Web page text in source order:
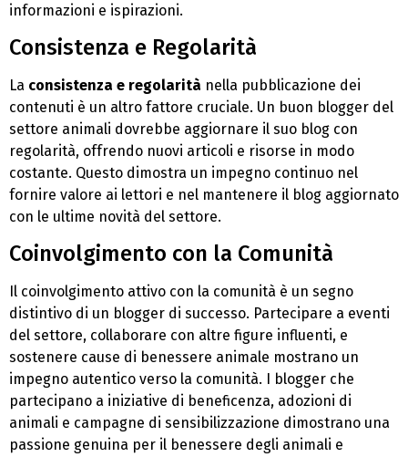
informazioni e ispirazioni.
Consistenza e Regolarità
La consistenza e regolarità nella pubblicazione dei
contenuti è un altro fattore cruciale. Un buon blogger del
settore animali dovrebbe aggiornare il suo blog con
regolarità, offrendo nuovi articoli e risorse in modo
costante. Questo dimostra un impegno continuo nel
fornire valore ai lettori e nel mantenere il blog aggiornato
con le ultime novità del settore.
Coinvolgimento con la Comunità
Il coinvolgimento attivo con la comunità è un segno
distintivo di un blogger di successo. Partecipare a eventi
del settore, collaborare con altre figure influenti, e
sostenere cause di benessere animale mostrano un
impegno autentico verso la comunità. I blogger che
partecipano a iniziative di beneficenza, adozioni di
animali e campagne di sensibilizzazione dimostrano una
passione genuina per il benessere degli animali e